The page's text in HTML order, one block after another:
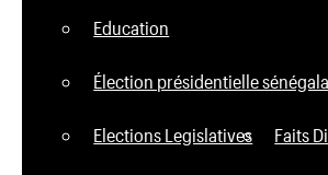
Education
Élection présidentielle
Elections Legislatives Faits